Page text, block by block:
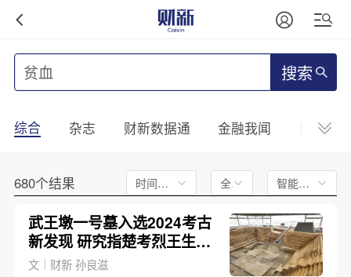
搜索
综合 杂志 财新数据通 金融我闻 财新
680个结果 时间不限 全文 智能排序
武王墩一号墓入选2024考古
新发现 研究指楚考烈王生前
龋齿贫血
文｜财新 孙良滋